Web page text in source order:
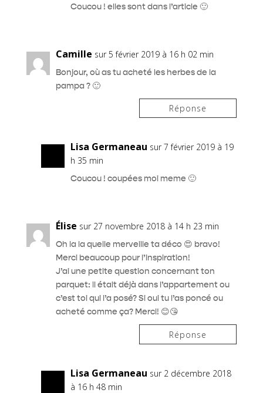
Coucou ! elles sont dans l’article 🙂
Camille sur 5 février 2019 à 16 h 02 min
Bonjour, où as tu acheté les herbes de la
pampa ? 🙂
Réponse
Lisa Germaneau sur 7 février 2019 à 19
h 35 min
Coucou ! coupées moi meme 🙂
Élise sur 27 novembre 2018 à 14 h 23 min
Oh la la quelle merveille ta déco 😍 bravo!
Merci beaucoup pour l’inspiration!
J’ai une petite question concernant ton
parquet: il était déjà dans l’appartement ou
c’est toi qui l’a posé? Si oui tu l’as poncé ou
acheté comme ça? Merci! 😊😘
Réponse
Lisa Germaneau sur 2 décembre 2018
à 16 h 48 min